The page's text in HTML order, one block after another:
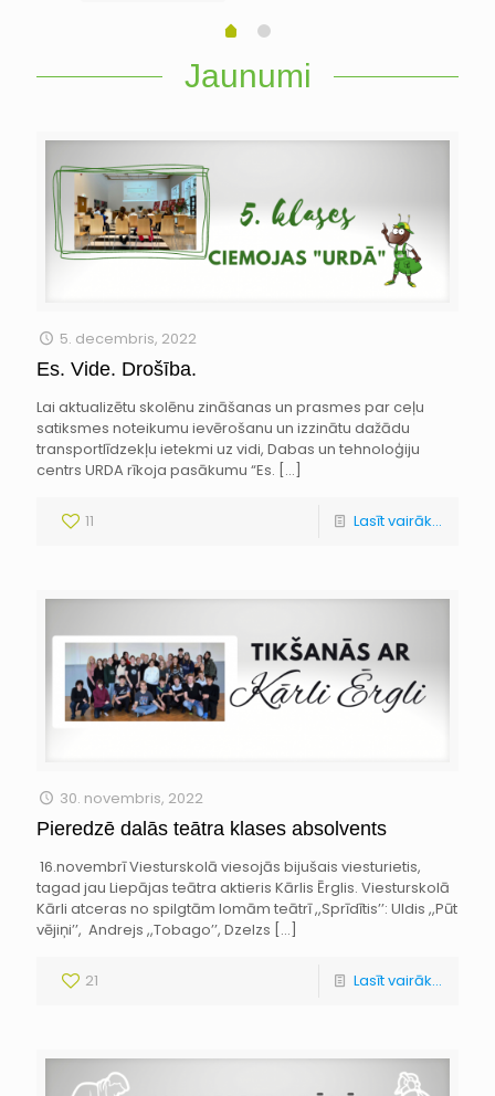
Jaunumi
5. decembris, 2022
Es. Vide. Drošība.
Lai aktualizētu skolēnu zināšanas un prasmes par ceļu
satiksmes noteikumu ievērošanu un izzinātu dažādu
transportlīdzekļu ietekmi uz vidi, Dabas un tehnoloģiju
centrs URDA rīkoja pasākumu “Es. […]
11 Lasīt vairāk...
30. novembris, 2022
Pieredzē dalās teātra klases absolvents
16.novembrī Viesturskolā viesojās bijušais viesturietis,
tagad jau Liepājas teātra aktieris Kārlis Ērglis. Viesturskolā
Kārli atceras no spilgtām lomām teātrī ,,Sprīdītis’’: Uldis ,,Pūt
vējiņi’’, Andrejs ,,Tobago’’, Dzelzs […]
21 Lasīt vairāk...